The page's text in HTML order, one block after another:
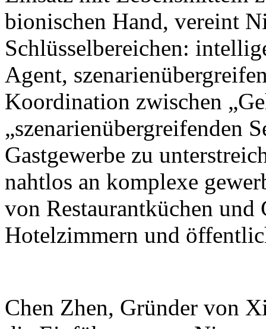
bionischen Hand, vereint
Schlüsselbereichen:
Agent,
Koordination zwischen
„szenarienübergreifenden
Gastgewerbe zu
nahtlos an komplexe
von Restaurantküchen und
Hotelzimmern und
Chen Zhen, Gründer von